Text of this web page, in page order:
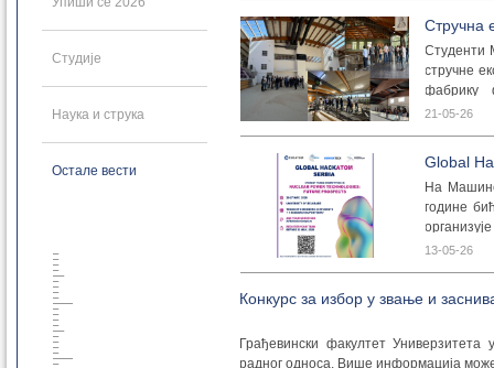
Студије
Наука и струка
Остале вести
Проф.
Излагање
основни
нивоу и
би се
Стручна
Студенти
стручне
фабрику
Студенти
носача,
фирма
Царска
21-05-26
Global
На
године
Више
Програм
13-05-26
Конкурс за избор у звање и
Грађевински факултет
радног односа. Више информација